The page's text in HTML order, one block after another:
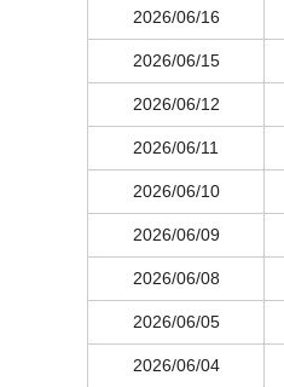
2026/06/16
2026/06/15
2026/06/12
2026/06/11
2026/06/10
2026/06/09
2026/06/08
2026/06/05
2026/06/04